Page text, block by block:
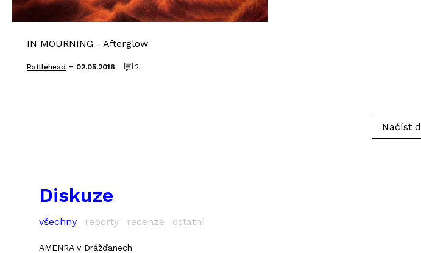
IN MOURNING - Afterglow
Rattlehead - 02.05.2016 2
Načíst
Diskuze
všechny reporty recenze ostatní
AMENRA v Drážďanech